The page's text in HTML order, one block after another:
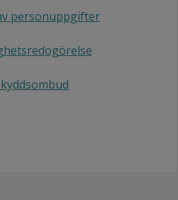
personuppgifter